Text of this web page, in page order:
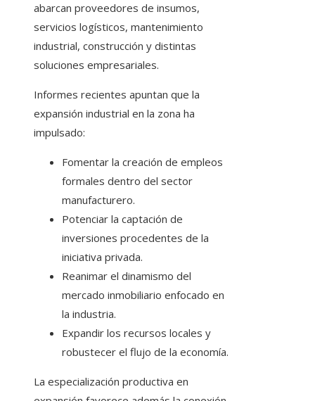
abarcan proveedores de insumos,
servicios logísticos, mantenimiento
industrial, construcción y distintas
soluciones empresariales.
Informes recientes apuntan que la
expansión industrial en la zona ha
impulsado:
Fomentar la creación de empleos
formales dentro del sector
manufacturero.
Potenciar la captación de
inversiones procedentes de la
iniciativa privada.
Reanimar el dinamismo del
mercado inmobiliario enfocado en
la industria.
Expandir los recursos locales y
robustecer el flujo de la economía.
La especialización productiva en